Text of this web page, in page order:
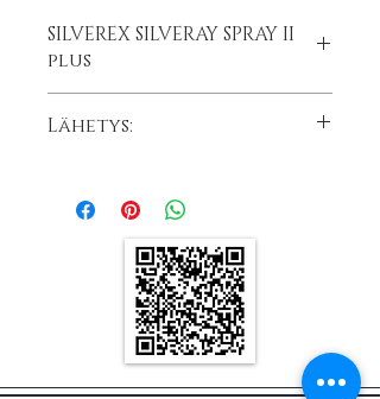
SILVEREX SILVERAY SPRAY II
plus​
ja desinfioiva suihke hopeavaahdolla,
kapasiteetti: 50 ml
Koko: 160x33x33mm
Lähetys: